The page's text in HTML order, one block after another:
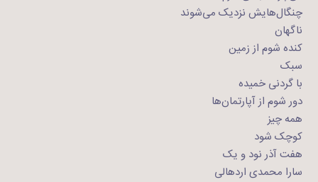
چنگال‌هایش نزدیک می‌شوند
ناگهان
کنده شوم از زمین
سبک
با گردنی خمیده
دور شوم از آپارتمان‌ها
همه چیز
کوچک شود
هفت آذر نود و یک
سارا محمدی اردهالی